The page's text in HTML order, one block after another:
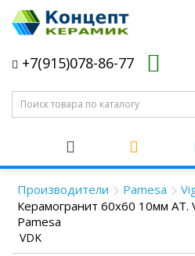
+7(915)078-86-77
Производители Pamesa
Керамогранит 60x60 10мм AT.
Pamesa
VDK